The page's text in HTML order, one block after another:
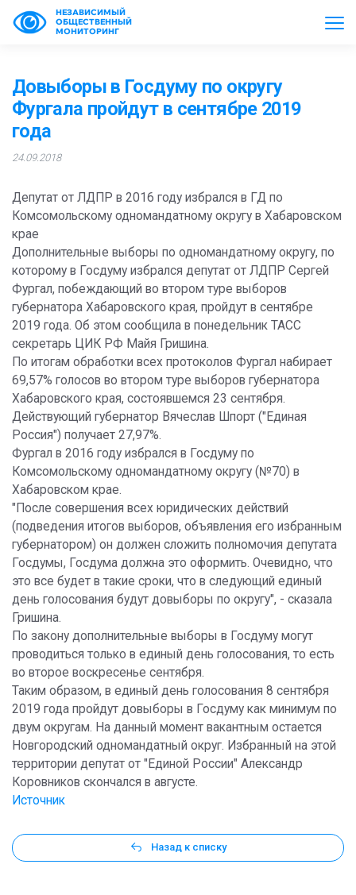
НЕЗАВИСИМЫЙ
ОБЩЕСТВЕННЫЙ
МОНИТОРИНГ
Довыборы в Госдуму по округу
Фургала пройдут в сентябре 2019
года
24.09.2018
Депутат от ЛДПР в 2016 году избрался в ГД по
Комсомольскому одномандатному округу в Хабаровском
крае
Дополнительные выборы по одномандатному округу, по
которому в Госдуму избрался депутат от ЛДПР Сергей
Фургал, побеждающий во втором туре выборов
губернатора Хабаровского края, пройдут в сентябре
2019 года. Об этом сообщила в понедельник ТАСС
секретарь ЦИК РФ Майя Гришина.
По итогам обработки всех протоколов Фургал набирает
69,57% голосов во втором туре выборов губернатора
Хабаровского края, состоявшемся 23 сентября.
Действующий губернатор Вячеслав Шпорт ("Единая
Россия") получает 27,97%.
Фургал в 2016 году избрался в Госдуму по
Комсомольскому одномандатному округу (№70) в
Хабаровском крае.
"После совершения всех юридических действий
(подведения итогов выборов, объявления его избранным
губернатором) он должен сложить полномочия депутата
Госдумы, Госдума должна это оформить. Очевидно, что
это все будет в такие сроки, что в следующий единый
день голосования будут довыборы по округу", - сказала
Гришина.
По закону дополнительные выборы в Госдуму могут
проводиться только в единый день голосования, то есть
во второе воскресенье сентября.
Таким образом, в единый день голосования 8 сентября
2019 года пройдут довыборы в Госдуму как минимум по
двум округам. На данный момент вакантным остается
Новгородский одномандатный округ. Избранный на этой
территории депутат от "Единой России" Александр
Коровников скончался в августе.
Источник
Назад к списку